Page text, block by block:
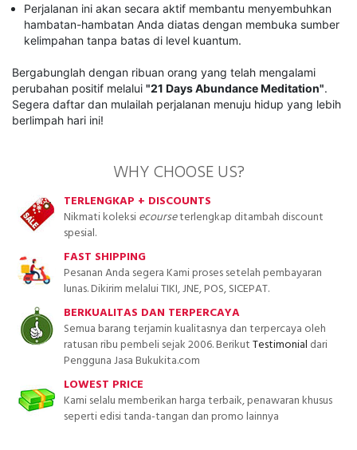
Perjalanan ini akan secara aktif membantu menyembuhkan
hambatan-hambatan Anda diatas dengan membuka sumber
kelimpahan tanpa batas di level kuantum.
Bergabunglah dengan ribuan orang yang telah mengalami
perubahan positif melalui "21 Days Abundance Meditation".
Segera daftar dan mulailah perjalanan menuju hidup yang lebih
berlimpah hari ini!
WHY CHOOSE US?
TERLENGKAP + DISCOUNTS
Nikmati koleksiecourseterlengkap ditambah discount
spesial.
FAST SHIPPING
Pesanan Anda segera Kami proses setelah pembayaran
lunas. Dikirim melalui TIKI, JNE, POS, SICEPAT.
BERKUALITAS DAN TERPERCAYA
Semua barang terjamin kualitasnya dan terpercaya oleh
ratusan ribu pembeli sejak 2006. BerikutTestimonial dari
Pengguna Jasa Bukukita.com
LOWEST PRICE
Kami selalu memberikan harga terbaik, penawaran khusus
seperti edisi tanda-tangan dan promo lainnya